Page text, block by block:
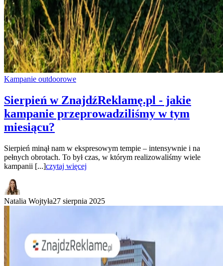
Kampanie outdoorowe
Sierpień w ZnajdźReklamę.pl - jakie
kampanie przeprowadziliśmy w tym
miesiącu?
Sierpień minął nam w ekspresowym tempie – intensywnie i na
pełnych obrotach. To był czas, w którym realizowaliśmy wiele
kampanii [...]czytaj więcej
Natalia Wojtyła27 sierpnia 2025